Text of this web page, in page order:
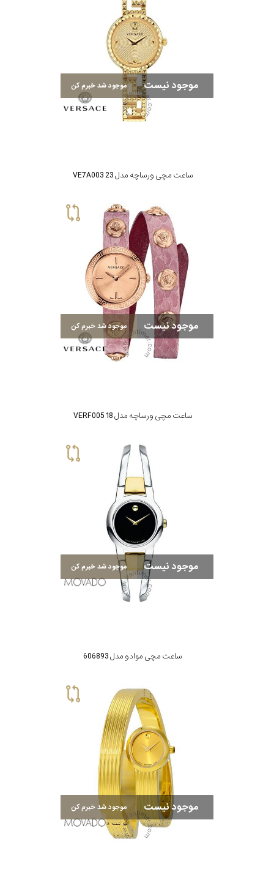
موجود نیست موجود شد خبرم کن
ساعت مچی ورساچه مدل VE7A003 23
موجود نیست موجود شد خبرم کن
ساعت مچی ورساچه مدل VERF005 18
موجود نیست موجود شد خبرم کن
ساعت مچی موادو مدل 606893
موجود نیست موجود شد خبرم کن